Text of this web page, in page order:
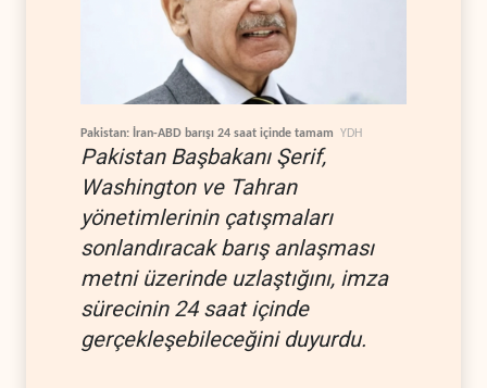
Pakistan: İran-ABD barışı 24 saat içinde tamam YDH
Pakistan Başbakanı Şerif,
Washington ve Tahran
yönetimlerinin çatışmaları
sonlandıracak barış anlaşması
metni üzerinde uzlaştığını, imza
sürecinin 24 saat içinde
gerçekleşebileceğini duyurdu.